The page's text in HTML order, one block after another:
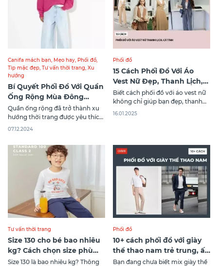
Canifa mách bạn Mẹo hay Phối đồ
Tip mặc đẹp Tư vấn thời trang Xu
hướng
Bí Quyết Phối Đồ Với Quần
Ống Rộng Mùa Đông
Chuẩn Thời Trang
Quần ống rộng đã trở thành xu
hướng thời trang được yêu thích
nhờ khả năng mang lại sự thoải
rộng mùa đông không chỉ giúp
bạn giữ ấm mà còn khẳng định
gu thời trang
07.12.2024
Phối đồ
15 Cách Phối Đồ Với Áo
Vest Nữ Đẹp, Thanh Lịch,
Cá Tính
Biết cách phối đồ với áo vest nữ
không chỉ giúp bạn đẹp, thanh
lịch và còn cá tính cũng như thể
16.01.2025
Tư vấn thời trang
Size 130 cho bé bao nhiêu
kg? Cách chọn size phù
hợp cho bé
Size 130 là bao nhiêu kg? Thông
Phối đồ
10+ cách phối đồ với giày
thể thao nam trẻ trung, ấn
tượng
Bạn đang chưa biết mix giày thể